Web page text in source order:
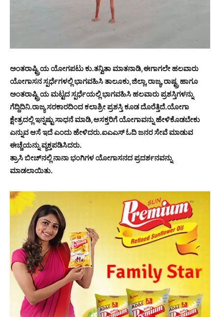
ಅಂತರಾಷ್ಟ್ರಿಯ ಯೋಗಪಟು ಕು.ತನ್ವಿತಾ ಮಾತನಾಡಿ,ಈಗಾಗಲೇ ಹಲವಾರು
ಯೋಗಾಸನ ಸ್ಪರ್ಧೆಗಳಲ್ಲಿ ಭಾಗವಹಿಸಿ ತಾಲೂಕು,ಜಿಲ್ಲಾ,ರಾಜ್ಯ,ರಾಷ್ಟ್ರ ಹಾಗೂ
ಅಂತರಾಷ್ಟ್ರಿಯ ಮಟ್ಟದ ಸ್ಪರ್ಧೆಯಲ್ಲಿ ಭಾಗವಹಿಸಿ ಹಲವಾರು ಪ್ರಶಸ್ತಿಗಳನ್ನು
ಗೆದ್ದಿದಿನಿ.ರಾಜ್ಯ ಸರಕಾರದಿಂದ ಕಲಾಶ್ರೀ ಪ್ರಶಸ್ತಿ ಕೂಡ ದೊರೆತ್ತಿದೆ.ಯೋಗಾ
ಕ್ಷೇತ್ರದಲ್ಲಿ ಇನ್ನಷ್ಟು ಸಾಧನೆ ಮಾಡಿ,ಆಸಕ್ತರಿಗೆ ಯೋಗಾವನ್ನು ಹೇಳಿಕೊಡಬೇಕು
ಎನ್ನುವ ಆಸೆ ಇದೆ ಎಂದು ಹೇಳಿದರು.ಐಎಎಸ್ ಓದಿ ಜನರ ಸೇವೆ ಮಾಡುವ
ಈಚ್ಚೆಯನ್ನು ವ್ಯಕ್ತಪಡಿಸಿದರು.
ತ್ರಾಸಿ ಬೀಚ್‌ನಲ್ಲಿ ನಾನಾ ಭಂಗಿಗಳ ಯೋಗಾಸನದ ಪ್ರದರ್ಶನವನ್ನು
ಮಾಡಲಾಯಿತು.